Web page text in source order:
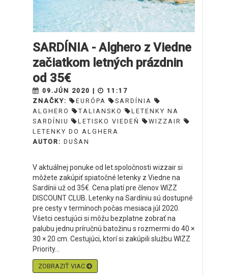
SARDÍNIA - Alghero z Viedne
začiatkom letných prázdnin
od 35€
09.JÚN 2020 |
11:17
ZNAČKY:
EURÓPA
SARDÍNIA
ALGHERO
TALIANSKO
LETENKY NA
SARDÍNIU
LETISKO VIEDEŇ
WIZZAIR
LETENKY DO ALGHERA
AUTOR: DUŠAN
V aktuálnej ponuke od let.spoločnosti wizzair si
môžete zakúpiť spiatočné letenky z Viedne na
Sardínii už od 35€. Cena platí pre členov WIZZ
DISCOUNT CLUB. Letenky na Sardíniu sú dostupné
pre cesty v termínoch počas mesiaca júl 2020.
Všetci cestujúci si môžu bezplatne zobrať na
palubu jednu príručnú batožinu s rozmermi do 40 ×
30 × 20 cm. Cestujúci, ktorí si zakúpili službu WIZZ
Priority...
ZOBRAZIŤ VIAC